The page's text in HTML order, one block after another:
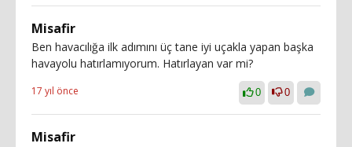
Misafir
Ben havacılığa ilk adımını üç tane iyi uçakla yapan başka
havayolu hatırlamıyorum. Hatırlayan var mi?
17 yıl önce 0 0
Misafir